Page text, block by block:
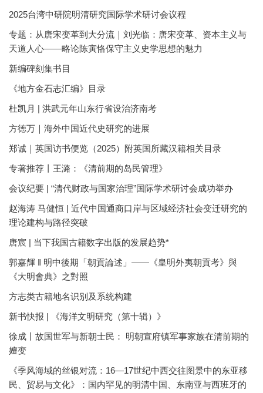
2025台湾中研院明清研究国际学术研讨会议程
专题：从唐宋变革到大分流｜刘光临：唐宋变革、资本主义与
天道人心——略论陈寅恪保守主义史学思想的魅力
新编碑刻集书目
《地方金石志汇编》目录
杜凯月 | 洪武元年山东行省设治济南考
方徳万｜海外中国近代史研究的进展
郑诚｜英国访书便览（2025）附英国所藏汉籍相关目录
专著推荐丨王潞：《清前期的岛民管理》
会议纪要 | “清代财政与国家治理”国际学术研讨会成功举办
赵海涛 马健恒 | 近代中国通商口岸与区域经济社会变迁研究的
理论建构与路径突破
唐宸 | 当下我国古籍数字出版的发展趋势*
郭嘉輝 ‖ 明中後期「朝貢論述」——《皇明外夷朝貢考》與
《大明會典》之對照
方志类古籍地名识别及系统构建
新书快报 | 《海洋文明研究（第十辑）》
徐成丨故国世军与新朝士民： 明朝宣府镇军事家族在清前期的
嬗变
《季风海域的丝银对流：16—17世纪中西交往图景中的东亚移
民、贸易与文化》：国内罕见的明清中国、东南亚与西班牙的